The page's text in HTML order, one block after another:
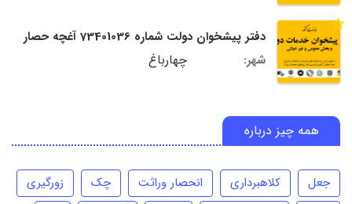
دفتر پیشخوان دولت شماره 73401036 آغچه حصار
شهر:
چهارباغ
همه چیز درباره
جعل کلاهبرداری انحصار وراثت چک
زورگیری